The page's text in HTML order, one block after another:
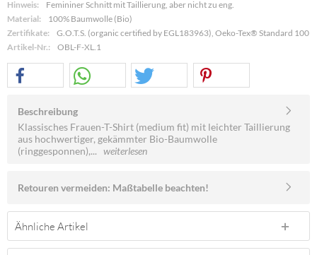
Hinweis:
Femininer Schnitt mit Taillierung, aber nicht zu eng.
Material:
100% Baumwolle (Bio)
Zertifikate:
G.O.T.S. (organic certified by EGL183963), Oeko-Tex® Standard 100
Artikel-Nr.:
OBL-F-XL.1
Beschreibung
Klassisches Frauen-T-Shirt (medium fit) mit leichter Taillierung
aus hochwertiger, gekämmter Bio-Baumwolle
(ringgesponnen),... weiterlesen
Retouren vermeiden: Maßtabelle beachten!
Ähnliche Artikel